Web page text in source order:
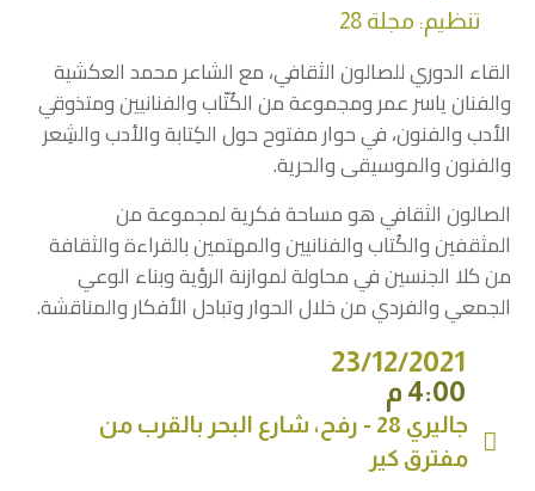
تنظيم: مجلة 28
القاء الدوري للصالون الثقافي، مع الشاعر محمد العكشية
والفنان ياسر عمر ومجموعة من الكُتّاب والفنانيين ومتذوقي
الأدب والفنون، في حوار مفتوح حول الكِتابة والأدب والشِعر
والفنون والموسيقى والحرية.
الصالون الثقافي هو مساحة فكرية لمجموعة من
المثقفين والكُتاب والفنانيين والمهتمين بالقراءة والثقافة
من كلا الجنسين في محاولة لموازنة الرؤية وبناء الوعي
الجمعي والفردي من خلال الحوار وتبادل الأفكار والمناقشة.
23/12/2021
4:00 م
جاليري 28 - رفح، شارع البحر بالقرب من
مفترق كير